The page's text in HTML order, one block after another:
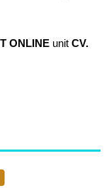
ONLINE unit CV.